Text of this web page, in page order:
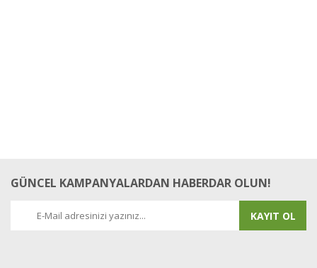
GÜNCEL KAMPANYALARDAN HABERDAR OLUN!
KAYIT OL